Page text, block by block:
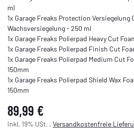
ml
1x Garage Freaks Protection Versiegelung
Wachsversiegelung - 250 ml
1x Garage Freaks Polierpad Heavy Cut
1x Garage Freaks Polierpad Finish Cut
1x Garage Freaks Polierpad Medium Cut
150mm
1x Garage Freaks Polierpad Shield Wax
150mm
89,99 €
inkl. 19% USt. , Versandkostenfreie